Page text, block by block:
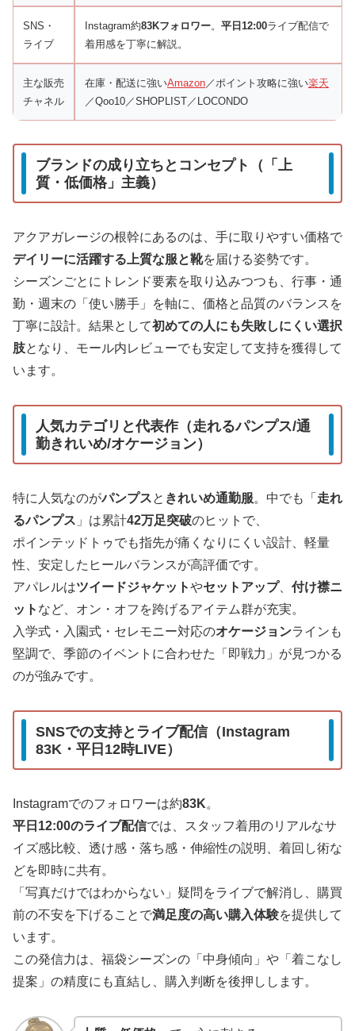
SNS・
ライブ
Instagram約83Kフォロワー。 平日12:00ライブ配信で
着用感を丁寧に解説。
主な販売
チャネル
在庫・配送に強いAmazon／ポイント攻略に強い楽天
／Qoo10／SHOPLIST／LOCONDO
ブランドの成り立ちとコンセプト（「上
質・低価格」主義）
アクアガレージの根幹にあるのは、手に取りやすい価格で
デイリーに活躍する上質な服と靴を届ける姿勢です。
シーズンごとにトレンド要素を取り込みつつも、行事・通
勤・週末の「使い勝手」を軸に、価格と品質のバランスを
丁寧に設計。結果として初めての人にも失敗しにくい選択
肢となり、モール内レビューでも安定して支持を獲得して
います。
人気カテゴリと代表作（走れるパンプス/通
勤きれいめ/オケージョン）
特に人気なのがパンプスと きれいめ通勤服。中でも「 走れ
るパンプス 」は累計42万足突破のヒットで、
ポインテッドトゥでも指先が痛くなりにくい設計、軽量
性、安定したヒールバランスが高評価です。
アパレルはツイードジャケットやセットアップ、 付け襟ニ
ット など、オン・オフを跨げるアイテム群が充実。
入学式・入園式・セレモニー対応のオケージョンラインも
堅調で、季節のイベントに合わせた「即戦力」が見つかる
のが強みです。
SNSでの支持とライブ配信（Instagram
83K・平日12時LIVE）
Instagramでのフォロワーは約83K。
平日12:00のライブ配信では、スタッフ着用のリアルなサ
イズ感比較、透け感・落ち感・伸縮性の説明、着回し術な
どを即時に共有。
「写真だけではわからない」疑問をライブで解消し、購買
前の不安を下げることで満足度の高い購入体験を提供して
います。
この発信力は、福袋シーズンの「中身傾向」や「着こなし
提案」の精度にも直結し、購入判断を後押しします。